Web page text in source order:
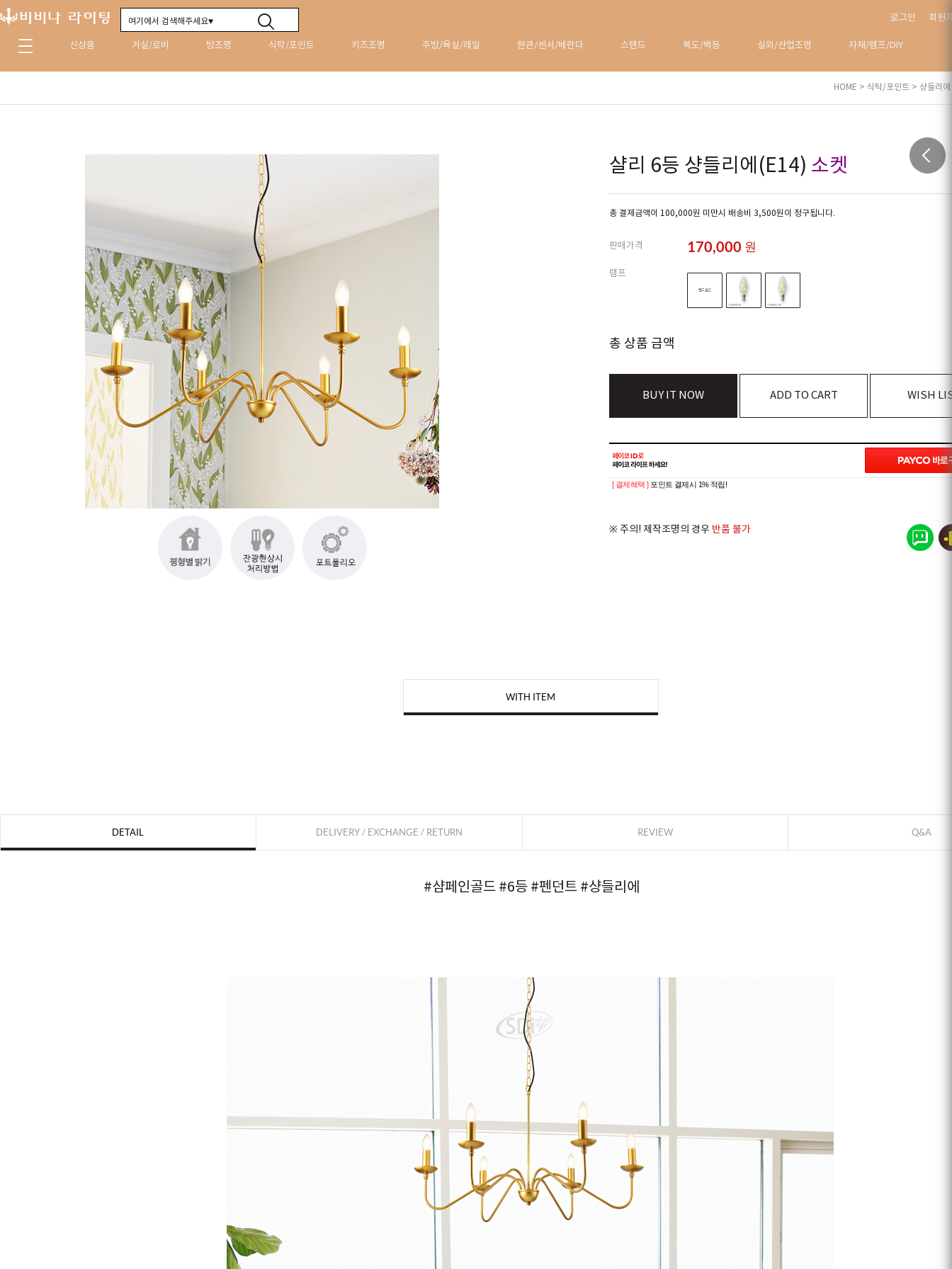
로그인 회원
신상품 거실/로비 방조명 식탁/포인트 키즈조명 주방/욕실/레일 현관/센서/베란다 스탠드 복도/벽등 실외/산업조명 자재/램프/DIY
HOME > 식탁/포인트 > 샹들리에
샬리 6등 샹들리에(E14) 소켓
총 결제금액이 100,000원 미만시 배송비 3,500원이 청구됩니다.
판매가격 170,000 원
램프
총 상품 금액
BUY IT NOW ADD TO CART WISH
[ 결제혜택 ] 포인트 결제시 1% 적립!
※ 주의! 제작조명의 경우 반품 불가
WITH ITEM
DETAIL DELIVERY / EXCHANGE / RETURN REVIEW Q&A
#샴페인골드 #6등 #펜던트 #샹들리에